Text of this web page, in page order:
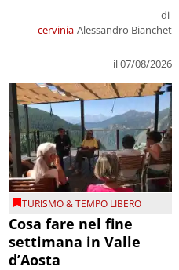
cervinia
di
Alessandro Bianchet
il 07/08/2026
TURISMO & TEMPO LIBERO
Cosa fare nel fine
settimana in Valle
d’Aosta